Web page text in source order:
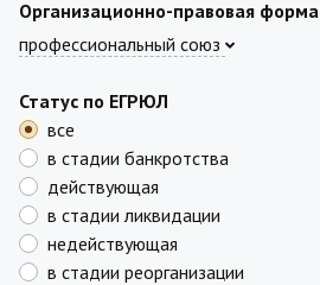
Организационно-правовая форма
профессиональный союз
Статус по ЕГРЮЛ
все
в стадии банкротства
действующая
в стадии ликвидации
недействующая
в стадии реорганизации